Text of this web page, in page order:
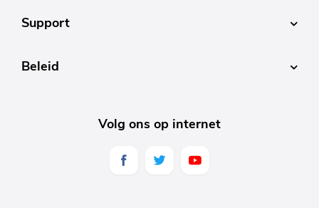
Support
Beleid
Volg ons op internet